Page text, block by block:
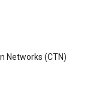
Networks (CTN)